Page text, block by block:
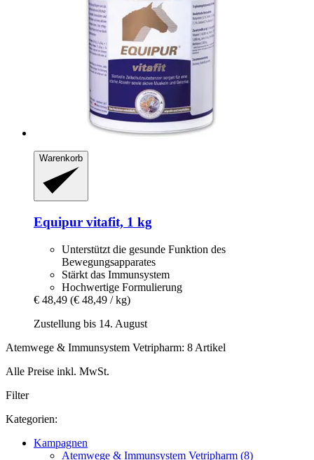
Warenkorb
Equipur vitafit, 1 kg
Unterstützt die gesunde Funktion des
Bewegungsapparates
Stärkt das Immunsystem
Hochwertige Formulierung
€ 48,49 (€ 48,49 / kg)
Zustellung bis 14. August
Atemwege & Immunsystem Vetripharm: 8 Artikel
Alle Preise inkl. MwSt.
Filter
Kategorien:
Kampagnen
Atemwege & Immunsystem Vetripharm (8)